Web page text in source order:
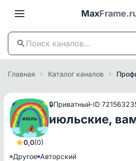
Max
Главная Каталог каналов
0,0(0)
🔒Приватный·ID
июльские,
Другое Авторский